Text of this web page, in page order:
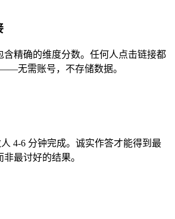
含精确的维度分数。任何人点击链接都
无需账号，不存储数据。
4-6 分钟完成。诚实作答才能得到最
最讨好的结果。